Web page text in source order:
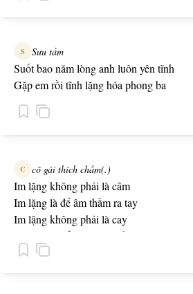
S Sưu tầm
Suốt bao năm lòng anh luôn yên tĩnh
Gặp em rồi tĩnh lặng hóa phong ba
C cô gái thích chấm(.)
Im lặng không phải là câm
Im lặng là để âm thầm ra tay
Im lặng không phải là cay
Im lặng là để phơi bày trắng đen
Im lặng không phải là hèn